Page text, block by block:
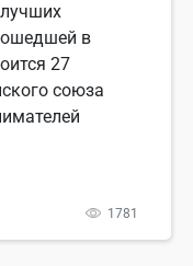
в
27
союза
1781